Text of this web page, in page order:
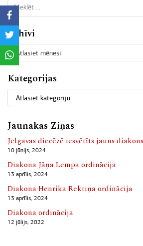
Arhīvi
Kategorijas
Jaunākās Ziņas
Jelgavas diecēzē iesvētīts jauns
10 jūnijs, 2024
Diakona Jāņa Lempa ordinācija
13 aprīlis, 2024
Diakona Henrika Rektiņa ordinācija
13 aprīlis, 2024
Diakona ordinācija
12 jūlijs, 2022